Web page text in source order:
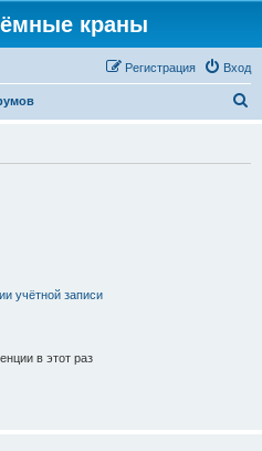
краны
Вход
Регистрация
учётной записи
в этот раз